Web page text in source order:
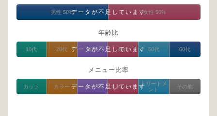
データが不足しています
男性 50% 女性 50%
年齢比
データが不足しています
10代 20代 30代 40代 50代 60代
メニュー比率
データが不足しています
カット カラー パーマ ストレート
トリートメ
ント
その他